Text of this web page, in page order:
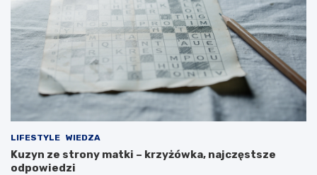
LIFESTYLE WIEDZA
Kuzyn ze strony matki – krzyżówka, najczęstsze
odpowiedzi